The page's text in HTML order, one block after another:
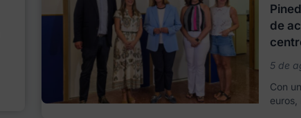
de
5 de
Con